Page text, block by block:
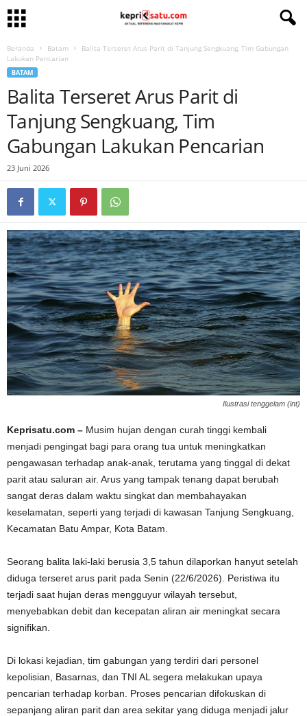
Beranda Batam
Balita Terseret Arus Parit di Tanjung Sengkuang, Tim Gabungan
Lakukan Pencarian
BATAM
Balita Terseret Arus Parit di
Tanjung Sengkuang, Tim
Gabungan Lakukan Pencarian
23 Juni 2026
Ilustrasi tenggelam (int)
Keprisatu.com – Musim hujan dengan curah tinggi kembali
menjadi pengingat bagi para orang tua untuk meningkatkan
pengawasan terhadap anak-anak, terutama yang tinggal di dekat
parit atau saluran air. Arus yang tampak tenang dapat berubah
sangat deras dalam waktu singkat dan membahayakan
keselamatan, seperti yang terjadi di kawasan Tanjung Sengkuang,
Kecamatan Batu Ampar, Kota Batam.
Seorang balita laki-laki berusia 3,5 tahun dilaporkan hanyut setelah
diduga terseret arus parit pada Senin (22/6/2026). Peristiwa itu
terjadi saat hujan deras mengguyur wilayah tersebut,
menyebabkan debit dan kecepatan aliran air meningkat secara
signifikan.
Di lokasi kejadian, tim gabungan yang terdiri dari personel
kepolisian, Basarnas, dan TNI AL segera melakukan upaya
pencarian terhadap korban. Proses pencarian difokuskan di
sepanjang aliran parit dan area sekitar yang diduga menjadi jalur